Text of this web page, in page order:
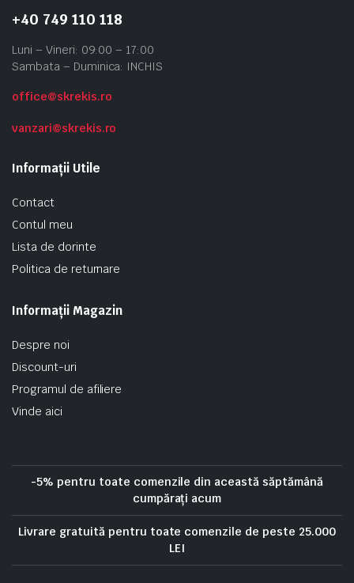
+40 749 110 118
Luni – Vineri: 09:00 – 17:00
Sambata – Duminica: INCHIS
office@skrekis.ro
vanzari@skrekis.ro
Informații Utile
Contact
Contul meu
Lista de dorinte
Politica de returnare
Informații Magazin
Despre noi
Discount-uri
Programul de afiliere
Vinde aici
-5% pentru toate comenzile din această săptămână
cumpărați acum
Livrare gratuită pentru toate comenzile de peste 25.000
LEI